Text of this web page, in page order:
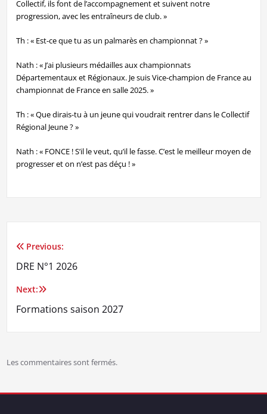
Collectif, ils font de l’accompagnement et suivent notre
progression, avec les entraîneurs de club. »
Th : « Est-ce que tu as un palmarès en championnat ? »
Nath : « J’ai plusieurs médailles aux championnats
Départementaux et Régionaux. Je suis Vice-champion de France au
championnat de France en salle 2025. »
Th : « Que dirais-tu à un jeune qui voudrait rentrer dans le Collectif
Régional Jeune ? »
Nath : « FONCE ! S’il le veut, qu’il le fasse. C’est le meilleur moyen de
progresser et on n’est pas déçu ! »
Navigation
de
l’article
Previous:
DRE N°1 2026
Next:
Formations saison 2027
Les commentaires sont fermés.